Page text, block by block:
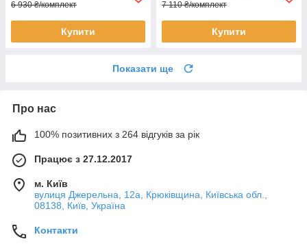
6 930 ₴/комплект
Купити
7 110 ₴/комплект
Купити
Показати ще
Про нас
100% позитивних з 264 відгуків за рік
Працює з 27.12.2017
м. Київ
вулиця Джерельна, 12а, Крюківщина, Київська обл.,
08138, Київ, Україна
Контакти